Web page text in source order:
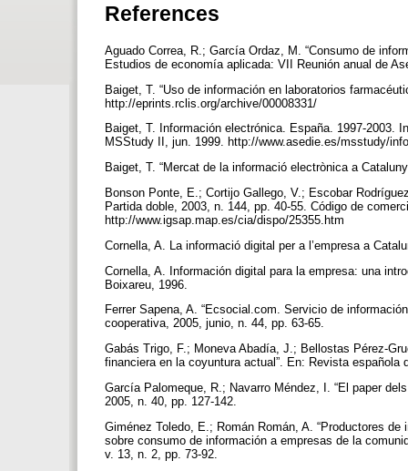
References
Aguado Correa, R.; García Ordaz, M. “Consumo de
Estudios de economía aplicada: VII Reunión anual de
Baiget, T. “Uso de información en laboratorios
http://eprints.rclis.org/archive/00008331/
Baiget, T. Información electrónica. España. 1997-2003.
MSStudy II, jun. 1999. http://www.asedie.es/msstudy/
Baiget, T. “Mercat de la informació electrònica a
Bonson Ponte, E.; Cortijo Gallego, V.; Escobar
Partida doble, 2003, n. 144, pp. 40-55. Código de
http://www.igsap.map.es/cia/dispo/25355.htm
Cornella, A. La informació digital per a l’empresa a
Cornella, A. Información digital para la empresa: una
Boixareu, 1996.
Ferrer Sapena, A. “Ecsocial.com. Servicio de
cooperativa, 2005, junio, n. 44, pp. 63-65.
Gabás Trigo, F.; Moneva Abadía, J.; Bellostas Pérez-
financiera en la coyuntura actual”. En: Revista
García Palomeque, R.; Navarro Méndez, I. “El paper
2005, n. 40, pp. 127-142.
Giménez Toledo, E.; Román Román, A. “Productores
sobre consumo de información a empresas de la
v. 13, n. 2, pp. 73-92.